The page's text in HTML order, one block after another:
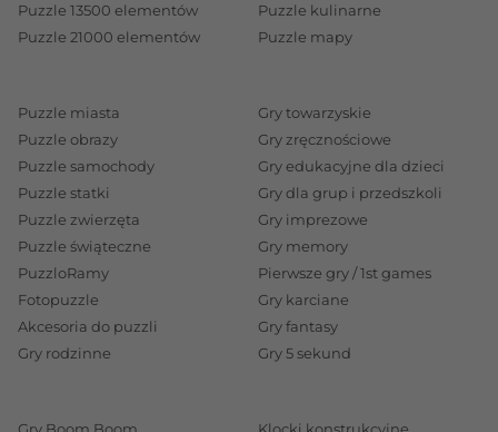
Puzzle 13500 elementów
Puzzle 21000 elementów
Puzzle kulinarne
Puzzle mapy
Puzzle miasta
Puzzle obrazy
Puzzle samochody
Puzzle statki
Puzzle zwierzęta
Puzzle świąteczne
PuzzloRamy
Fotopuzzle
Akcesoria do puzzli
Gry rodzinne
Gry towarzyskie
Gry zręcznościowe
Gry edukacyjne dla dzieci
Gry dla grup i przedszkoli
Gry imprezowe
Gry memory
Pierwsze gry / 1st games
Gry karciane
Gry fantasy
Gry 5 sekund